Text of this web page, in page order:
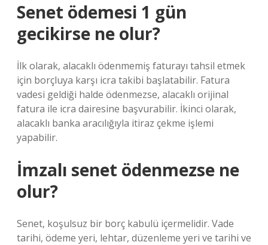
Senet ödemesi 1 gün
gecikirse ne olur?
İlk olarak, alacaklı ödenmemiş faturayı tahsil etmek
için borçluya karşı icra takibi başlatabilir. Fatura
vadesi geldiği halde ödenmezse, alacaklı orijinal
fatura ile icra dairesine başvurabilir. İkinci olarak,
alacaklı banka aracılığıyla itiraz çekme işlemi
yapabilir.
İmzalı senet ödenmezse ne
olur?
Senet, koşulsuz bir borç kabulü içermelidir. Vade
tarihi, ödeme yeri, lehtar, düzenleme yeri ve tarihi ve